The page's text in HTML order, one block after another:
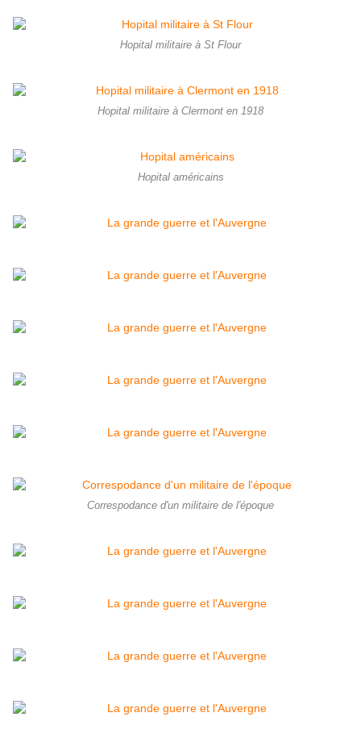
Hopital militaire à St Flour
Hopital militaire à Clermont en 1918
Hopital américains
Correspodance d'un militaire de l'époque